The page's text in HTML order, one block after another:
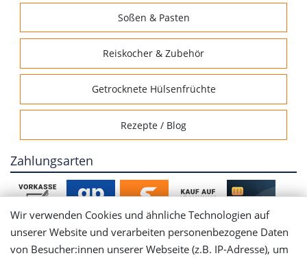
Soßen & Pasten
Reiskocher & Zubehör
Getrocknete Hülsenfrüchte
Rezepte / Blog
Zahlungsarten
Wir verwenden Cookies und ähnliche Technologien auf
unserer Website und verarbeiten personenbezogene Daten
von Besucher:innen unserer Webseite (z.B. IP-Adresse), um